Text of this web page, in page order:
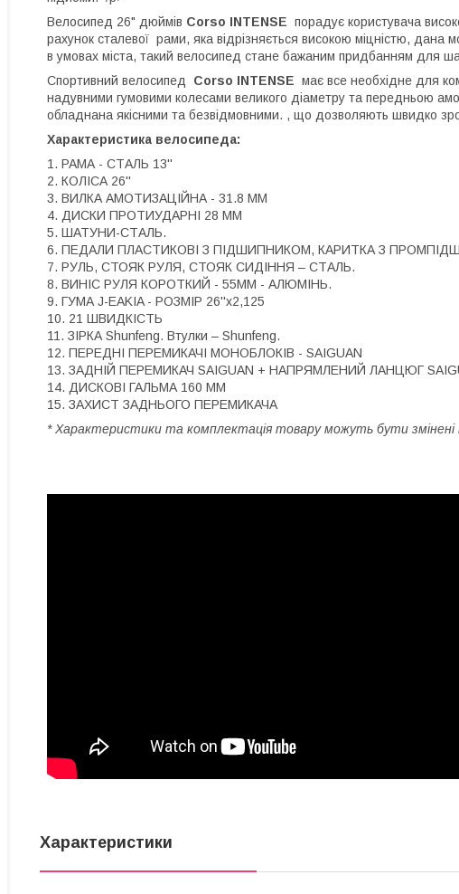
Велосипед 26" дюймів Corso INTENSE порадує користувача
рахунок сталевої рами, яка відрізняється високою міцністю,
в умовах міста, такий велосипед стане бажаним придбанням для
Спортивний велосипед
Corso INTENSE має все необхідне для
надувними гумовими колесами великого діаметру та передньою
обладнана якісними та безвідмовними. , що дозволяють швидко
Характеристика велосипеда:
1. РАМА - СТАЛЬ 13''
2. КОЛІСА 26''
3. ВИЛКА АМОТИЗАЦІЙНА - 31.8 ММ
4. ДИСКИ ПРОТИУДАРНІ 28 ММ
5. ШАТУНИ-СТАЛЬ.
6. ПЕДАЛИ ПЛАСТИКОВІ З ПІДШИПНИКОМ, КАРИТКА З
7. РУЛЬ, СТОЯК РУЛЯ, СТОЯК СИДІННЯ – СТАЛЬ.
8. ВИНІС РУЛЯ КОРОТКИЙ - 55ММ - АЛЮМІНЬ.
9. ГУМА J-EAKIA - РОЗМІР 26''х2,125
10. 21 ШВИДКІСТЬ
11. ЗІРКА Shunfeng. Втулки – Shunfeng.
12. ПЕРЕДНІ ПЕРЕМИКАЧІ МОНОБЛОКІВ - SAIGUAN
13. ЗАДНІЙ ПЕРЕМИКАЧ SAIGUAN + НАПРЯМЛЕНИЙ ЛАНЦЮГ
14. ДИСКОВІ ГАЛЬМА 160 ММ
15. ЗАХИСТ ЗАДНЬОГО ПЕРЕМИКАЧА
* Характеристики та комплектація товару можуть бути змінені
Характеристики